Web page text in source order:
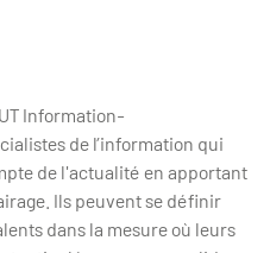
Information-
de l’information qui
de l'actualité en apportant
Ils peuvent se définir
dans la mesure où leurs